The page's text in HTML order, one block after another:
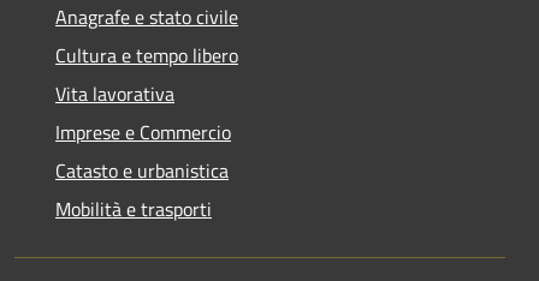
Anagrafe e stato civile
Cultura e tempo libero
Vita lavorativa
Imprese e Commercio
Catasto e urbanistica
Mobilità e trasporti